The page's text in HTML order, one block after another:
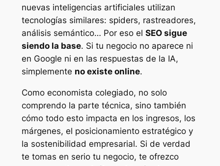
nuevas inteligencias artificiales utilizan
tecnologías similares: spiders, rastreadores,
análisis semántico… Por eso el SEO sigue
siendo la base. Si tu negocio no aparece ni
en Google ni en las respuestas de la IA,
simplemente no existe online.
Como economista colegiado, no solo
comprendo la parte técnica, sino también
cómo todo esto impacta en los ingresos, los
márgenes, el posicionamiento estratégico y
la sostenibilidad empresarial. Si de verdad
te tomas en serio tu negocio, te ofrezco